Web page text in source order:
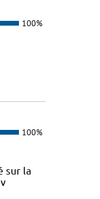
100%
100%
sur la